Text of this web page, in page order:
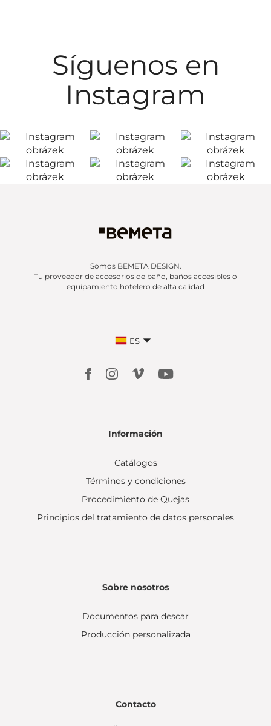
Síguenos en
Instagram
Somos BEMETA DESIGN.
Tu proveedor de accesorios de baño, baños accesibles o
equipamiento hotelero de alta calidad
ES
Información
Catálogos
Términos y condiciones
Procedimiento de Quejas
Principios del tratamiento de datos personales
Sobre nosotros
Documentos para descar
Producción personalizada
Contacto